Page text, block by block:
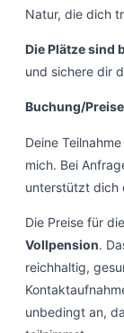
Natur, die dich
Die Plätze sind
und sichere dir
Buchung/
Deine
mich. Bei
unterstützt dich
Die Preise für
Vollpension.
reichhaltig,
unbedingt an,